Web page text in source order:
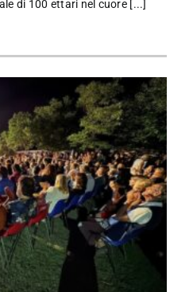
di 100 ettari nel cuore [...]